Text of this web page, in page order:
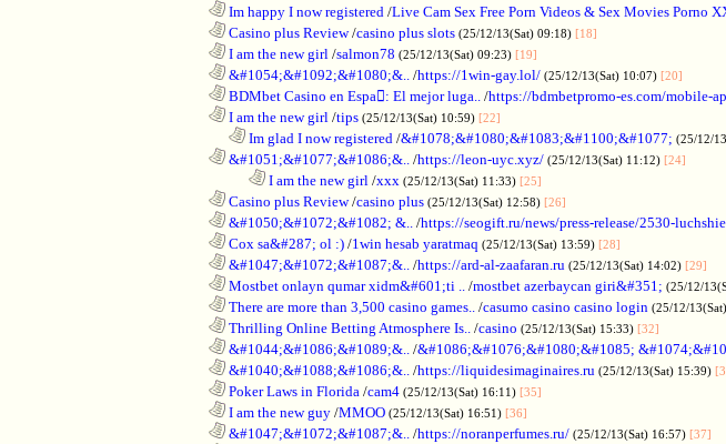
Im happy I now registered /Live Cam Sex Free Porn Videos & Sex Movies Porno
Casino plus Review/casino plus slots (25/12/13(Sat) 09:18) [18]
I am the new girl /salmon78 (25/12/13(Sat) 09:23) [19]
&#1054;&#1092;&#1080;&.. /https://1win-gay.lol/ (25/12/13(Sat) 10:07) [20]
BDMbet Casino en Espa: El mejor luga.. /https://bdmbetpromo-es.com/mobile-
I am the new girl /tips (25/12/13(Sat) 10:59) [22]
Im glad I now registered /&#1078;&#1080;&#1083;&#1100;&#1077; (25/12/
&#1051;&#1077;&#1086;&.. /https://leon-uyc.xyz/ (25/12/13(Sat) 11:12) [24]
I am the new girl /xxx (25/12/13(Sat) 11:33) [25]
Casino plus Review/casino plus (25/12/13(Sat) 12:58) [26]
&#1050;&#1072;&#1082; &.. /https://seogift.ru/news/press-release/2530-
Cox sa&#287; ol :) /1win hesab yaratmaq (25/12/13(Sat) 13:59) [28]
&#1047;&#1072;&#1087;&.. /https://ard-al-zaafaran.ru (25/12/13(Sat) 14:02) [29]
Mostbet onlayn qumar xidm&#601;ti .. /mostbet azerbaycan giri&#351; (25/12/
There are more than 3,500 casino games.. /casumo casino casino login (25/12/
Thrilling Online Betting Atmosphere Is.. /casino (25/12/13(Sat) 15:33) [32]
&#1044;&#1086;&#1089;&.. /&#1086;&#1076;&#1080;&#1085;
&#1040;&#1088;&#1086;&.. /https://liquidesimaginaires.ru (25/12/13(Sat) 15:39)
Poker Laws in Florida /cam4 (25/12/13(Sat) 16:11) [35]
I am the new guy /MMOO (25/12/13(Sat) 16:51) [36]
&#1047;&#1072;&#1087;&.. /https://noranperfumes.ru/ (25/12/13(Sat) 16:57) [37]